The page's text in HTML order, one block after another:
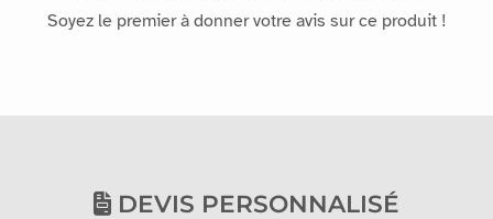
Soyez le premier à donner votre avis sur ce produit !
DEVIS PERSONNALISÉ